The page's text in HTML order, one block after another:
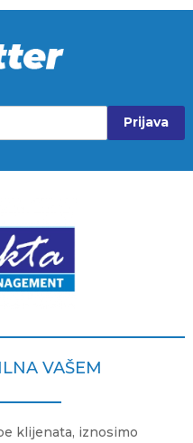
Prijava
VAŠEM
klijenata, iznosimo